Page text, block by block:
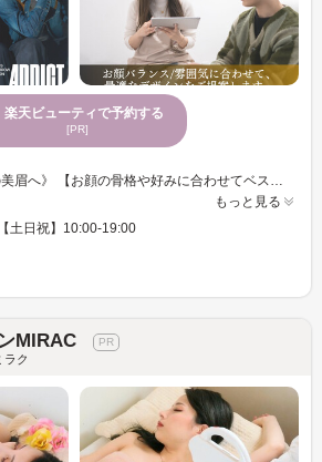
楽天ビューティで予約する
[PR]
《リラックス》《憧れの美眉へ》 【お顔の骨格や好みに合わせてベストな形にオーダーメイドで眉をデザインし、清潔感のある目元をつくりだします】 自分ではケアできない眉をスッキリ整え、モテるメンズに！ ＜骨格・筋肉・お顔＞をもとにして、左右対称にデザイン。好印象を与える眉毛に仕上げます！ スタッフ一同、お客様のご来店を心よりお待ちしております。
もっと見る
土日祝】10:00-19:00
MIRAC
ラク